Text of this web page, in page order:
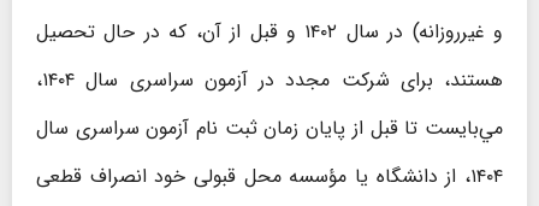
و غیرروزانه) در سال ۱۴۰۲ و قبل از آن، که در حال تحصیل
هستند، برای شرکت مجدد در آزمون سراسری سال ۱۴۰۴،
مي‌بایست تا قبل از پايان زمان ثبت نام آزمون سراسری سال
۱۴۰۴، از دانشگاه یا مؤسسه محل قبولی خود انصراف قطعی